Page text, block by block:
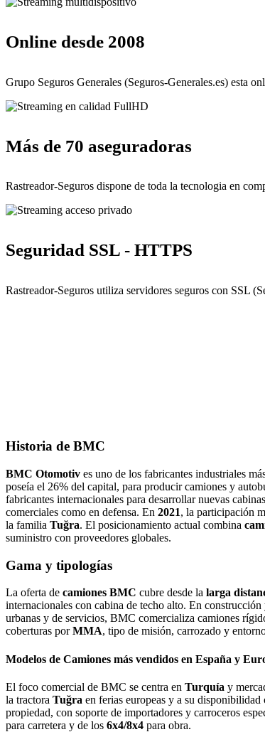
Online desde 2008
Grupo Seguros Generales (Seguros-Generales.es) esta
Más de 70 aseguradoras
Rastreador-Seguros dispone de toda la tecnologia en
Seguridad SSL - HTTPS
Rastreador-Seguros utiliza servidores seguros con SSL
Historia de BMC
BMC Otomotiv es uno de los fabricantes industriales
poseía el 26% del capital, para producir camiones y
fabricantes internacionales para desarrollar nuevas
comerciales como en defensa. En 2021, la participación
la familia Tuğra. El posicionamiento actual combina
suministro con proveedores globales.
Gama y tipologías
La oferta de camiones BMC cubre desde la larga
internacionales con cabina de techo alto. En
urbanas y de servicios, BMC comercializa camiones
coberturas porMMA, tipo de misión, carrozado y
Modelos de Camiones más vendidos en España y
El foco comercial de BMC se centra en Turquía y
la tractora Tuğra en ferias europeas y a su
propiedad, con soporte de importadores y carroceros
para carretera y de los 6x4/8x4 para obra.